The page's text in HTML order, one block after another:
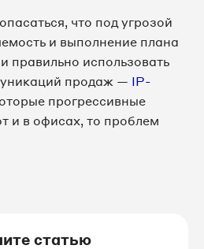
что под угрозой
и выполнение плана
правильно использовать
продаж — IP-
прогрессивные
и в офисах, то проблем
статью